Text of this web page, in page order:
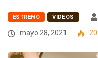
ESTRENO VIDEOS
mayo 28, 2021